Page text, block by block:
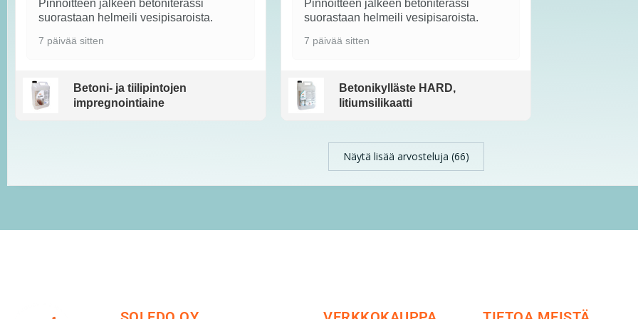
Pinnoitteen jälkeen betoniterassi
suorastaan helmeili vesipisaroista.
7 päivää sitten
Betoni- ja tiilipintojen
impregnointiaine
Pinnoitteen jälkeen betoniterassi
suorastaan helmeili vesipisaroista.
7 päivää sitten
Betonikylläste HARD,
litiumsilikaatti
Näytä lisää arvosteluja (66)